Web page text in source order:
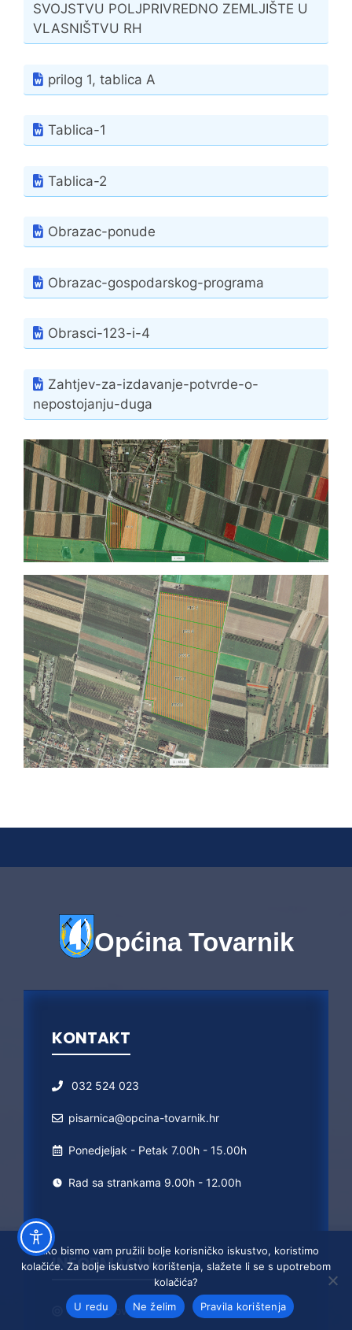
SVOJSTVU POLJPRIVREDNO ZEMLJIŠTE U
VLASNIŠTVU RH
prilog 1, tablica A
Tablica-1
Tablica-2
Obrazac-ponude
Obrazac-gospodarskog-programa
Obrasci-123-i-4
Zahtjev-za-izdavanje-potvrde-o-
nepostojanju-duga
Općina Tovarnik
KONTAKT
032 524 023
pisarnica@opcina-tovarnik.hr
Ponedjeljak - Petak 7.00h - 15.00h
Rad sa strankama 9.00h - 12.00h
INFORMACIJE
Općina Tovarnik
Kako bismo vam pružili bolje korisničko iskustvo, koristimo
kolačiće. Za bolje iskustvo korištenja, slažete li se s upotrebom
kolačića?
U redu
Ne želim Pravila korištenja